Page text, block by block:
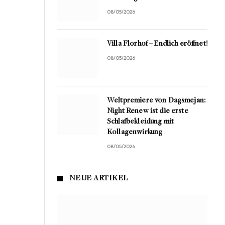
08/05/2026
Villa Florhof – Endlich eröffnet!
08/05/2026
Weltpremiere von Dagsmejan:
Night Renew ist die erste
Schlafbekleidung mit
Kollagenwirkung
08/05/2026
NEUE ARTIKEL